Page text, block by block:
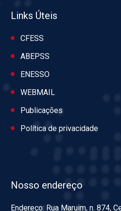
Links Úteis
CFESS
ABEPSS
ENESSO
WEBMAIL
Publicações
Política de privacidade
Nosso endereço
Endereço: Rua Maruim, n. 874,